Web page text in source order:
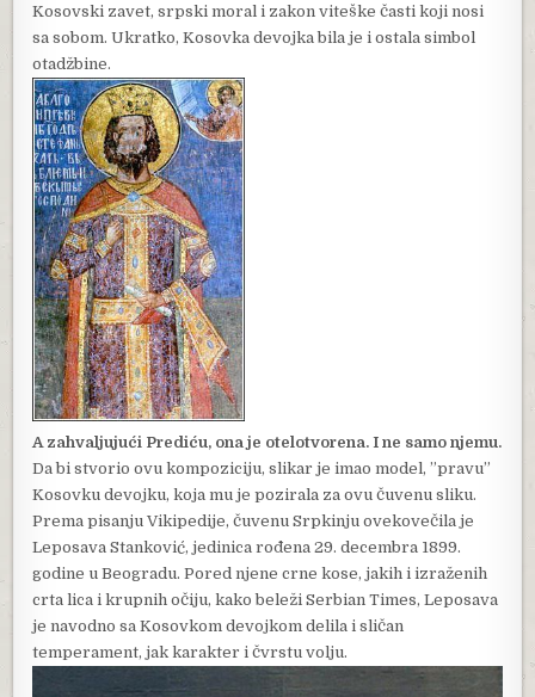
Kosovski zavet, srpski moral i zakon viteške časti koji nosi
sa sobom. Ukratko, Kosovka devojka bila je i ostala simbol
otadžbine.
A zahvaljujući Prediću, ona je otelotvorena. I ne samo njemu.
Da bi stvorio ovu kompoziciju, slikar je imao model, ”pravu”
Kosovku devojku, koja mu je pozirala za ovu čuvenu sliku.
Prema pisanju Vikipedije, čuvenu Srpkinju ovekovečila je
Leposava Stanković, jedinica rođena 29. decembra 1899.
godine u Beogradu. Pored njene crne kose, jakih i izraženih
crta lica i krupnih očiju, kako beleži Serbian Times, Leposava
je navodno sa Kosovkom devojkom delila i sličan
temperament, jak karakter i čvrstu volju.